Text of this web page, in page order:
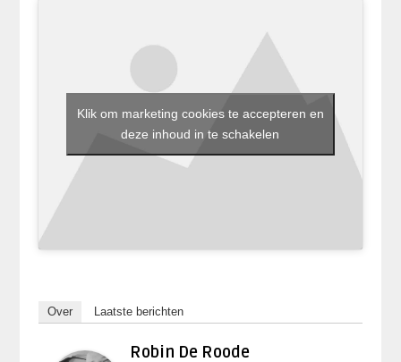
Klik om marketing cookies te accepteren en
deze inhoud in te schakelen
Over Laatste berichten
Robin De Roode